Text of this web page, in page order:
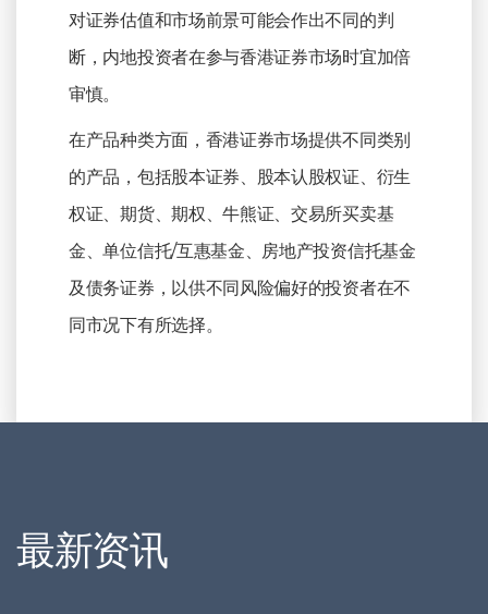
对证券估值和市场前景可能会作出不同的判
断，内地投资者在参与香港证券市场时宜加倍
审慎。
在产品种类方面，香港证券市场提供不同类别
的产品，包括股本证券、股本认股权证、衍生
权证、期货、期权、牛熊证、交易所买卖基
金、单位信托/互惠基金、房地产投资信托基金
及债务证券，以供不同风险偏好的投资者在不
同市况下有所选择。
最新资讯